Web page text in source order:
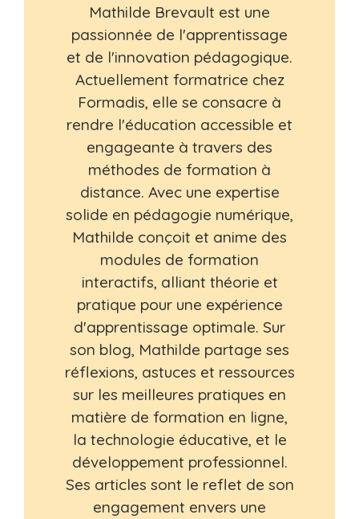
Mathilde Brevault est une
passionnée de l'apprentissage
et de l'innovation pédagogique.
Actuellement formatrice chez
Formadis, elle se consacre à
rendre l'éducation accessible et
engageante à travers des
méthodes de formation à
distance. Avec une expertise
solide en pédagogie numérique,
Mathilde conçoit et anime des
modules de formation
interactifs, alliant théorie et
pratique pour une expérience
d'apprentissage optimale. Sur
son blog, Mathilde partage ses
réflexions, astuces et ressources
sur les meilleures pratiques en
matière de formation en ligne,
la technologie éducative, et le
développement professionnel.
Ses articles sont le reflet de son
engagement envers une